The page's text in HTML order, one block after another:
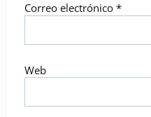
Correo electrónico *
Web